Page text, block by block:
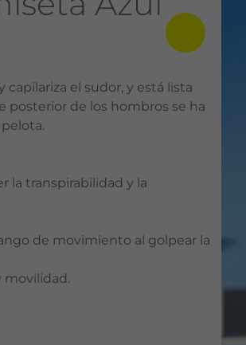
capilariza el sudor, y está lista
posterior de los hombros se ha
la transpirabilidad y la
de movimiento al golpear la
movilidad.